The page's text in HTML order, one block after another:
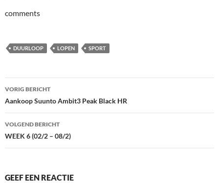
comments
DUURLOOP LOPEN SPORT
Bericht
navigatie
VORIG BERICHT
Aankoop Suunto Ambit3 Peak Black HR
VOLGEND BERICHT
WEEK 6 (02/2 – 08/2)
GEEF EEN REACTIE